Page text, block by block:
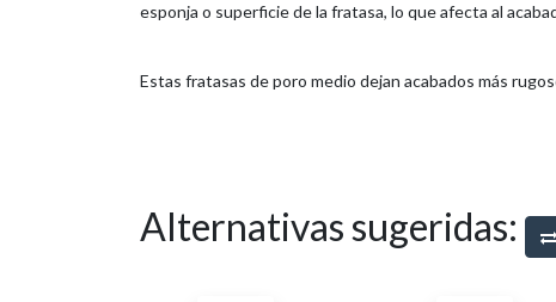
esponja o superficie de la fratasa, lo que afecta al
Estas fratasas de poro medio dejan acabados más
Alternativas sugeridas: